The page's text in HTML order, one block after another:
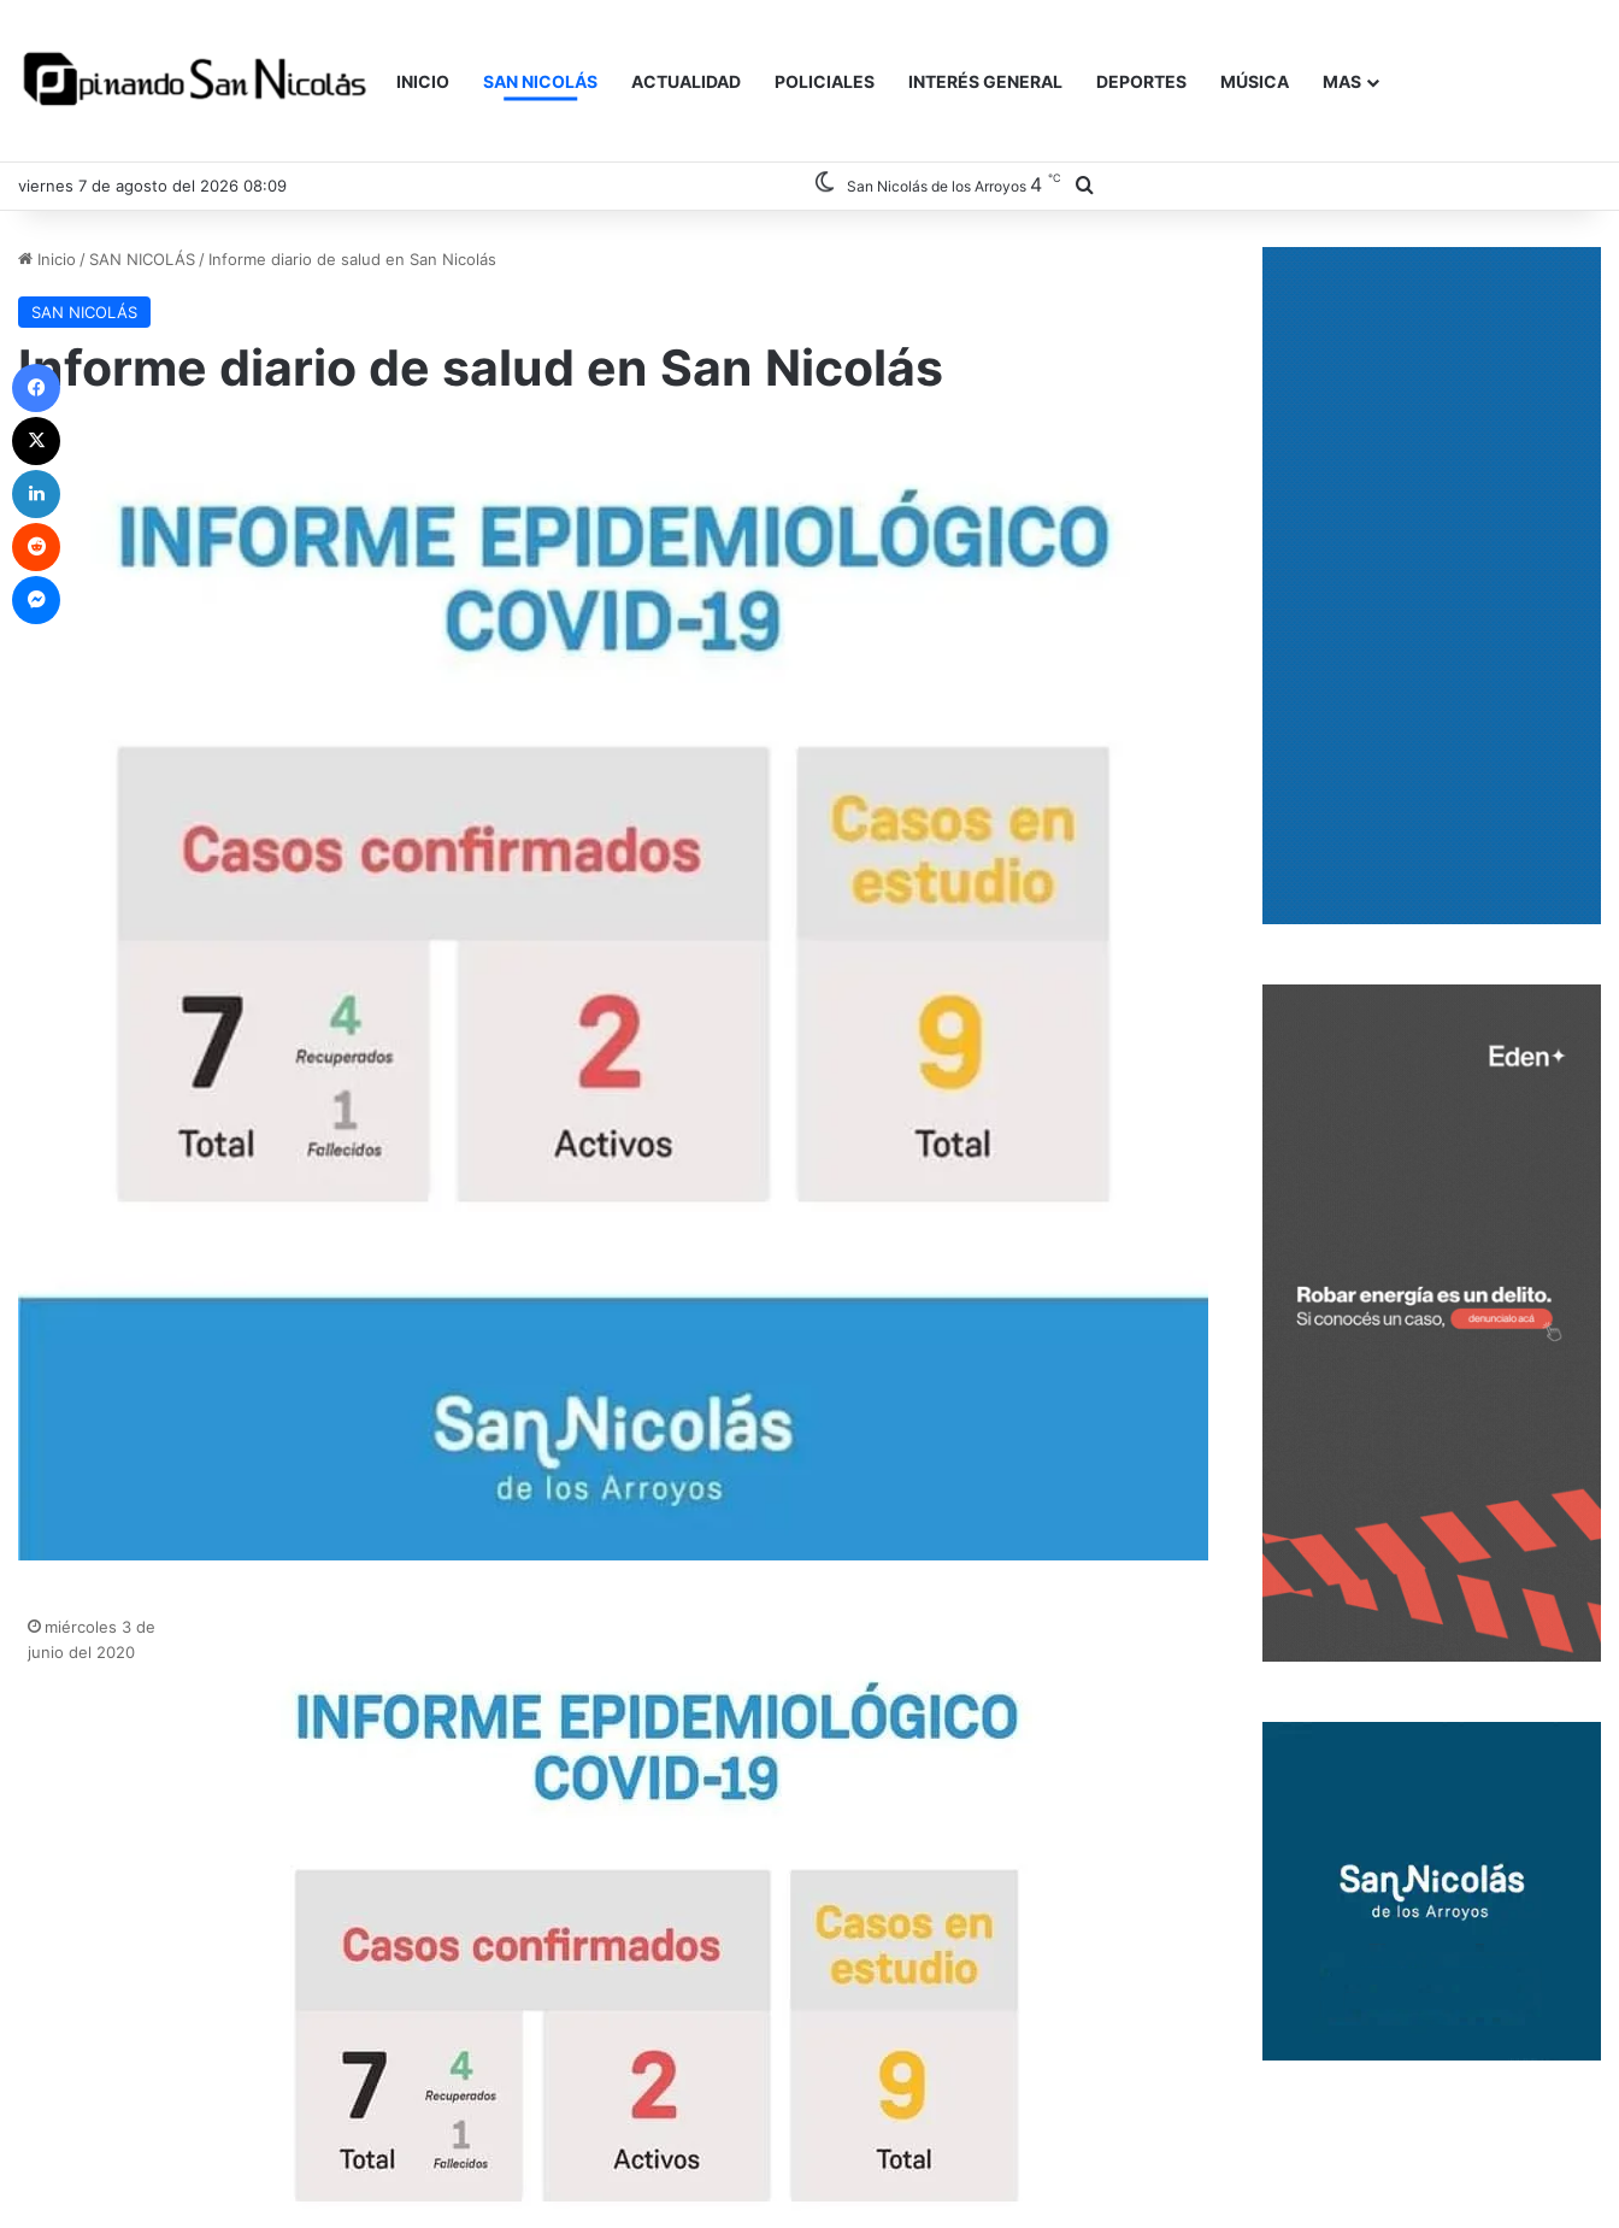
INICIO SAN NICOLÁS ACTUALIDAD POLICIALES INTERÉS GENERAL DEPORTES MÚSICA MAS
viernes 7 de agosto del 2026 08:09 San Nicolás de los Arroyos 4 ℃
Inicio / SAN NICOLÁS / Informe diario de salud en San Nicolás
SAN NICOLÁS
Informe diario de salud en San Nicolás
miércoles 3 de
junio del 2020
Facebook